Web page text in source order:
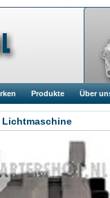
Produkte Über
Lichtmaschine